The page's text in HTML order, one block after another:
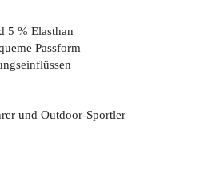
5 % Elasthan
Passform
und Outdoor-Sportler